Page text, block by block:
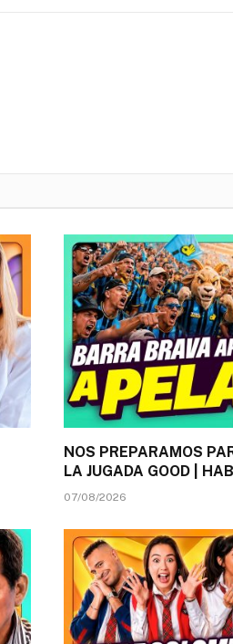
NOS PREPARAMOS
LA JUGADA GOOD |
07/08/2026